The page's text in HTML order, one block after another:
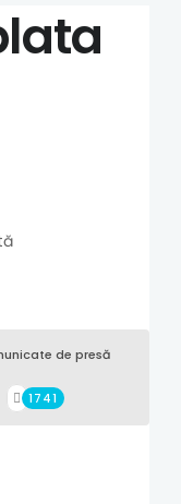
de presă
1741